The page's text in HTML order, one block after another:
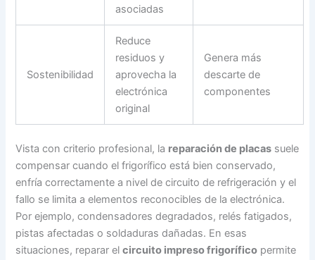
asociadas
Sostenibilidad
Reduce
residuos y
aprovecha la
electrónica
original
Genera más
descarte de
componentes
Vista con criterio profesional, la reparación de placas suele
compensar cuando el frigorífico está bien conservado,
enfría correctamente a nivel de circuito de refrigeración y el
fallo se limita a elementos reconocibles de la electrónica.
Por ejemplo, condensadores degradados, relés fatigados,
pistas afectadas o soldaduras dañadas. En esas
situaciones, reparar elcircuito impreso frigorífico permite